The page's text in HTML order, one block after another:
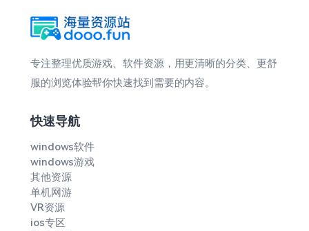
专注整理优质游戏、软件资源，用更清晰的分类、更舒
服的浏览体验帮你快速找到需要的内容。
快速导航
windows软件
windows游戏
其他资源
单机网游
VR资源
ios专区